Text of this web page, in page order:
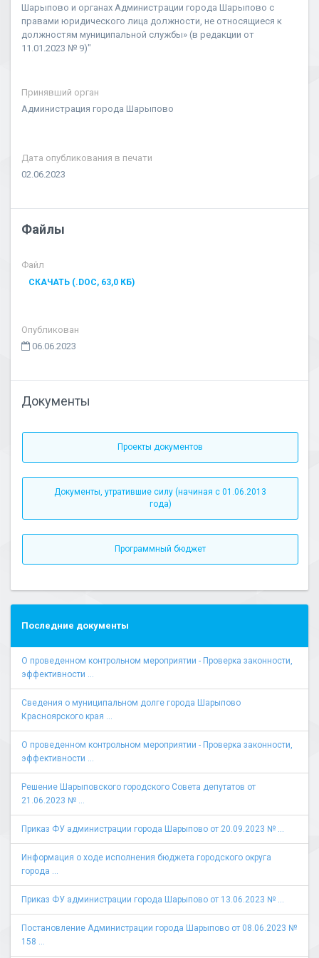
Шарыпово и органах Администрации города Шарыпово с
правами юридического лица должности, не относящиеся к
должностям муниципальной службы» (в редакции от
11.01.2023 № 9)"
Принявший орган
Администрация города Шарыпово
Дата опубликования в печати
02.06.2023
Файлы
Файл
СКАЧАТЬ (.DOC, 63,0 КБ)
Опубликован
06.06.2023
Документы
Проекты документов
Документы, утратившие силу (начиная с 01.06.2013
года)
Программный бюджет
Последние документы
О проведенном контрольном мероприятии - Проверка законности,
эффективности ...
Сведения о муниципальном долге города Шарыпово
Красноярского края ...
О проведенном контрольном мероприятии - Проверка законности,
эффективности ...
Решение Шарыповского городского Совета депутатов от
21.06.2023 № ...
Приказ ФУ администрации города Шарыпово от 20.09.2023 № ...
Информация о ходе исполнения бюджета городского округа
города ...
Приказ ФУ администрации города Шарыпово от 13.06.2023 № ...
Постановление Администрации города Шарыпово от 08.06.2023 №
158 ...